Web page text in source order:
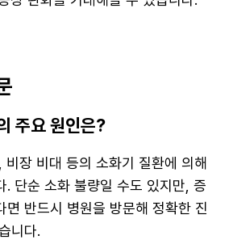
주요 원인은?
장 비대 등의 소화기 질환에 의해
. 단순 소화 불량일 수도 있지만, 증
면 반드시 병원을 방문해 정확한 진
니다.